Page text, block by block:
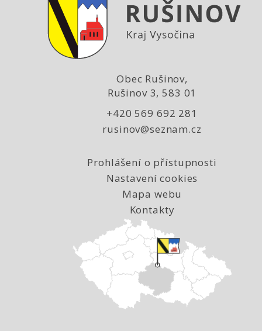
Obec Rušinov,
Rušinov 3, 583 01
+420 569 692 281
rusinov@seznam.cz
Prohlášení o přístupnosti
Nastavení cookies
Mapa webu
Kontakty